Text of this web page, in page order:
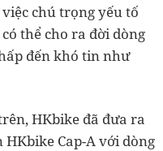
chú trọng yếu tố
thể cho ra đời dòng
đến khó tin như
HKbike đã đưa ra
Cap-A với dòng